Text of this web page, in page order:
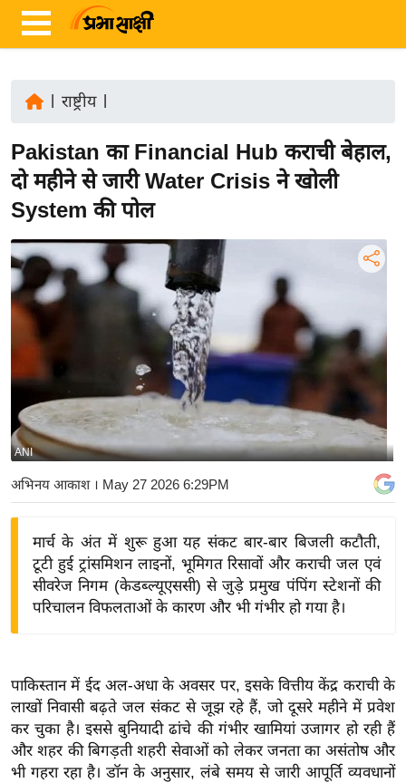
ज़ा
ख
ब
र
रा
ष्ट्री
य
र्रा
ष्ट्री
य
बि
ज़
ने
द्यो
त
वि
शे
ष
ज्ञ
राष्ट्रीय|
Pakistan का Financial Hub कराची बेहाल,
दो महीने से जारी Water Crisis ने खोली
System की पोल
ANI
अभिनय आकाश। May 27 2026 6:29PM
मार्च के अंत में शुरू हुआ यह संकट बार-बार बिजली कटौती,
टूटी हुई ट्रांसमिशन लाइनों, भूमिगत रिसावों और कराची जल एवं
सीवरेज निगम (केडब्ल्यूएससी) से जुड़े प्रमुख पंपिंग स्टेशनों की
परिचालन विफलताओं के कारण और भी गंभीर हो गया है।
पाकिस्तान में ईद अल-अधा के अवसर पर, इसके वित्तीय केंद्र कराची के
लाखों निवासी बढ़ते जल संकट से जूझ रहे हैं, जो दूसरे महीने में प्रवेश
कर चुका है। इससे बुनियादी ढांचे की गंभीर खामियां उजागर हो रही हैं
और शहर की बिगड़ती शहरी सेवाओं को लेकर जनता का असंतोष और
भी गहरा रहा है। डॉन के अनुसार, लंबे समय से जारी आपूर्ति व्यवधानों